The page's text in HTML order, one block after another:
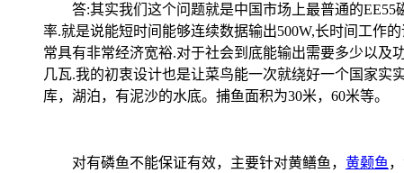
答:其实我们这个问题就是中国市场上最普通的
率.就是说能短时间能够连续数据输出500W,长时间工作
常具有非常经济宽裕.对于社会到底能输出需要多少以及
几瓦.我的初衷设计也是让菜鸟能一次就绕好一个国家实
库，湖泊，有泥沙的水底。捕鱼面积为30米，60米等。
对有磷鱼不能保证有效，主要针对黄鳝鱼， 黄颡鱼